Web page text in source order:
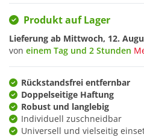
Produkt auf Lager
Lieferung ab Mittwoch, 12.
von einem Tag und 2 Stunden
Rückstandsfrei entfernbar
Doppelseitige Haftung
Robust und langlebig
Individuell zuschneidbar
Universell und vielseitig